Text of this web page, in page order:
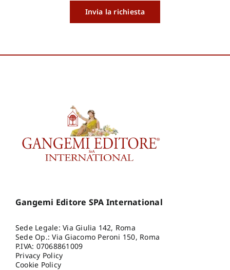
Invia la richiesta
Gangemi Editore SPA International
Sede Legale: Via Giulia 142, Roma
Sede Op.: Via Giacomo Peroni 150, Roma
P.IVA: 07068861009
Privacy Policy
Cookie Policy